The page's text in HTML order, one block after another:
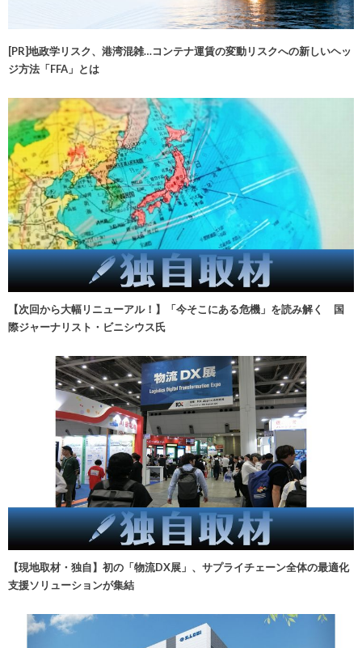
[PR]地政学リスク、港湾混雑…コンテナ運賃の変動リスクへの新しいヘッ
ジ方法「FFA」とは
【次回から大幅リニューアル！】「今そこにある危機」を読み解く 国
際ジャーナリスト・ビニシウス氏
【現地取材・独自】初の「物流DX展」、サプライチェーン全体の最適化
支援ソリューションが集結